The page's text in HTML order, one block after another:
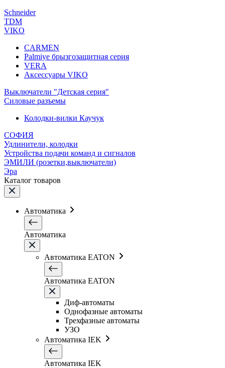
Schneider
TDM
VIKO
CARMEN
Palmiye брызгозащитная серия
VERA
Аксессуары VIKO
Выключатели "Детская серия"
Силовые разъемы
Колодки-вилки Каучук
СОФИЯ
Удлинители, колодки
Устройства подачи команд и сигналов
ЭМИЛИ (розетки,выключатели)
Эра
Каталог товаров
Автоматика
Автоматика
Автоматика EATON
Автоматика EATON
Диф-автоматы
Однофазные автоматы
Трехфазные автоматы
УЗО
Автоматика IEK
Автоматика IEK